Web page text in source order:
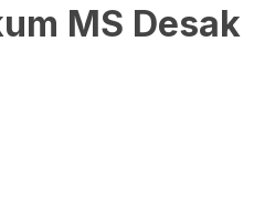
MS Desak